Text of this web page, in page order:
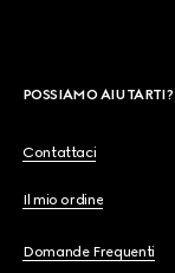
POSSIAMO AIUTARTI?
Contattaci
Il mio ordine
Domande Frequenti